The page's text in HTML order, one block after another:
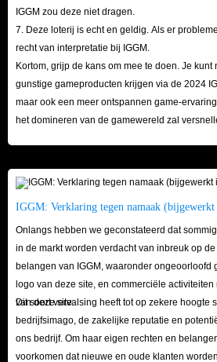
verschillende missies ontvangen. Het
niet alleen helpen om zo snel mogelijk
hoofdverhaal, maar ook een stabiele
Vijanden doden: tijdens het verkennen
veel vijanden om je heen zijn. Ze zijn
Schatkisten openen: Er zijn veel schatkisten
verspreid over de kaart van The Quinfall.
verrassingen vinden als je ze opent, van
uitstekende uitrusting. Het hangt allemaal
Ongebruikte items verkopen: Je ontvangt
het spel, maar de meeste zijn rommel en
alleen maar in beslag genomen door je
om een ​​aantal items te verkopen die je
IGGM zou deze niet dragen.
7. Deze loterij is echt en geldig. Als er
recht van interpretatie bij IGGM.
Kortom, grijp de kans om mee te doen. Je kunt
gunstige gameproducten krijgen via de 2024
maar ook een meer ontspannen game-
het domineren van de gamewereld zal
IGGM: Verklaring tegen namaak
Onlangs hebben we geconstateerd dat
in de markt worden verdacht van inbreuk op
belangen van IGGM, waaronder ongeoorloofd
logo van deze site, en commerciële activiteiten
van deze site.
Dit soort vervalsing heeft tot op zekere hoogte
bedrijfsimago, de zakelijke reputatie en
ons bedrijf. Om haar eigen rechten en
voorkomen dat nieuwe en oude klanten